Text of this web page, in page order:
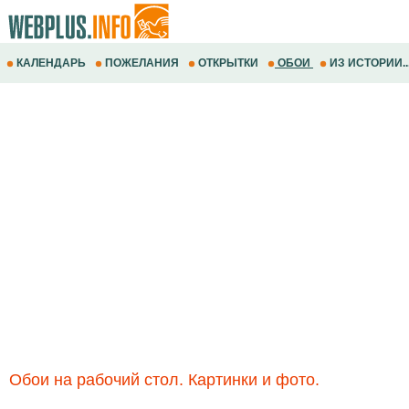
КАЛЕНДАРЬ ПОЖЕЛАНИЯ ОТКРЫТКИ ОБОИ ИЗ
Обои на рабочий стол. Картинки и фото.